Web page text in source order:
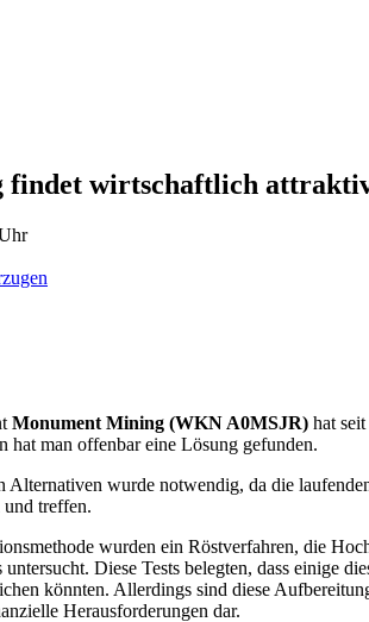
wirtschaftlich
Monument Mining (WKN A0MSJR) hat
hat man offenbar eine Lösung gefunden.
Alternativen wurde notwendig, da die
und treffen.
wurden ein Röstverfahren, die
Diese Tests belegten, dass einige
könnten. Allerdings sind diese
Herausforderungen dar.